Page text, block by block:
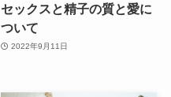
セックスと精子の質と愛に
ついて
2022年9月11日